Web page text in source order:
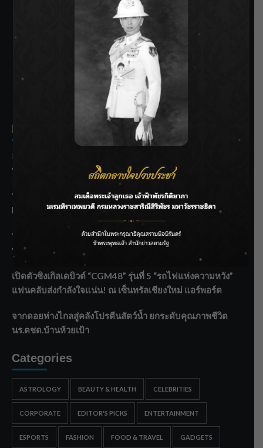
SIAMRATH VARIETY
THE BEST ENTERTAINMENT
Recent Posts
ลุยไม่หยุด!! กรมชลฯ เร่งเคลียร์ผักตบชวา-ติดตั้งเครื่องสูบน้ำ
ทั่วไทย
“BILLKIN” สร้างความภาคภูมิใจ คว้ารางวัลใหญ่ Weibo
Malaysia พร้อมโชว์สุดประทับใจ
“สุริยะ” สั่งกรมชลฯ เฝ้าระวังน้ำ 24 ชม. รับมือฝนสิงหาคม
บริหารเชิงรุกลดเสี่ยงน้ำท่วม
เปิดตัวซิงเกิลเดบิวต์ “CGM48” รุ่นที่ 5 “รถไฟแห่งความหวัง”
แฟนคลับส่งกำลังใจแน่น! ณ เซ็นทรัลเชียงใหม่ แอร์พอร์ต
จากดอยห่างไกลสู่คลังโปรตีนสัตว์น้ำ ยกระดับคุณภาพชีวิต
นร.ตชด.บ้านห้วยเป้า
Categories
ASTROLOGY BEAUTY & HEALTH CELEBRITIES
CORPORATE EDITOR'S PICKS ENTERTAINMENT
ESPORTS FASHION FOOD & TRAVEL GADGETS